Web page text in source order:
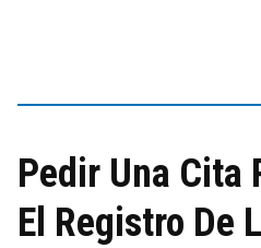
Pedir Una Cita
El Registro De